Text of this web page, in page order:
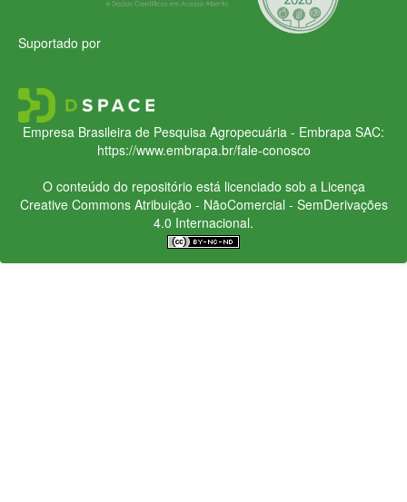
Suportado por
Empresa Brasileira de Pesquisa Agropecuária - Embrapa SAC:
https://www.embrapa.br/fale-conosco
O conteúdo do repositório está licenciado sob a Licença
Creative CommonsAtribuição - NãoComercial - SemDerivações
4.0 Internacional.